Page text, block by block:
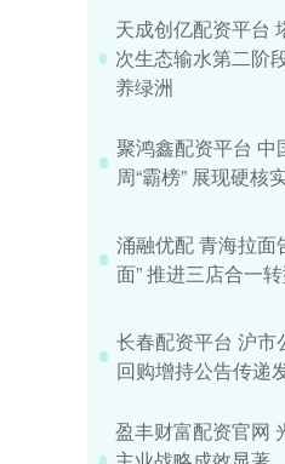
天成创亿配资平台
次生态输水第二阶
养绿洲
聚鸿鑫配资平台 中
周“霸榜” 展现硬核
涌融优配 青海拉面
面” 推进三店合一
长春配资平台 沪市
回购增持公告传递
盈丰财富配资官网